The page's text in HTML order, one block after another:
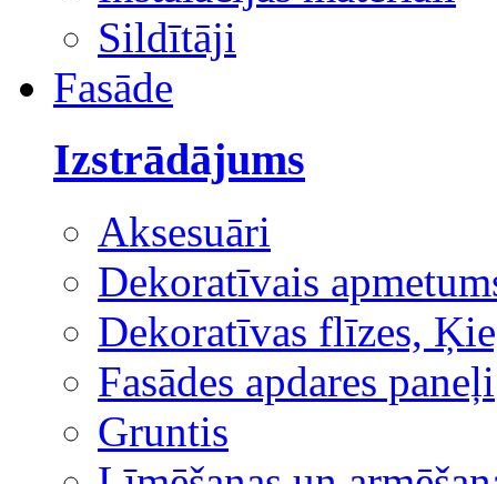
Sildītāji
Fasāde
Izstrādājums
Aksesuāri
Dekoratīvais
Dekoratīvas flīzes,
Fasādes apdares paneļi
Gruntis